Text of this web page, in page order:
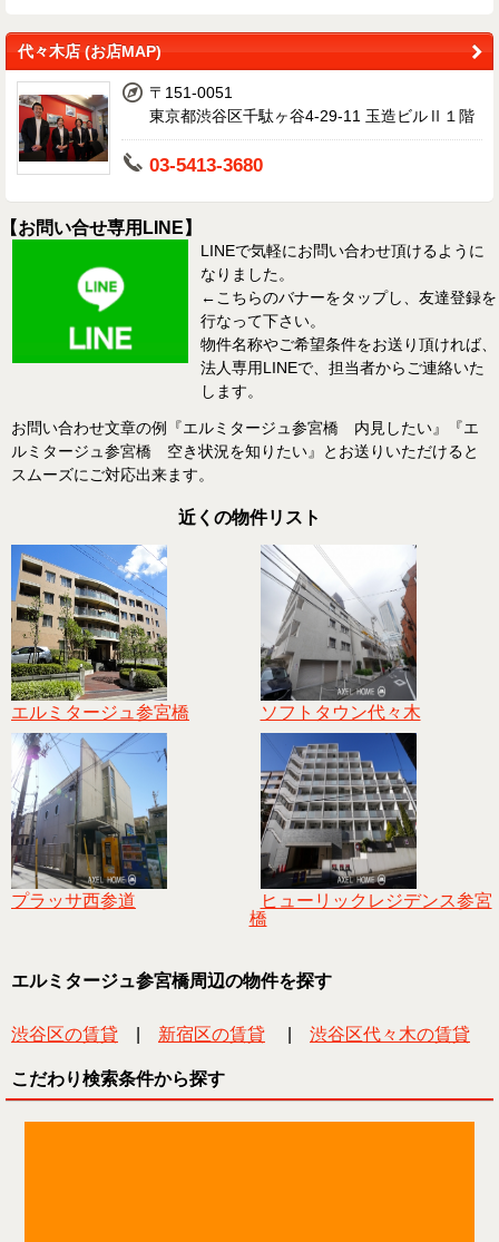
代々木店 (お店MAP)
〒151-0051
東京都渋谷区千駄ヶ谷4-29-11 玉造ビルⅡ１階
03-5413-3680
【お問い合せ専用LINE】
LINEで気軽にお問い合わせ頂けるように
なりました。
←こちらのバナーをタップし、友達登録を
行なって下さい。
物件名称やご希望条件をお送り頂ければ、
法人専用LINEで、担当者からご連絡いた
します。
お問い合わせ文章の例『エルミタージュ参宮橋 内見したい』『エ
ルミタージュ参宮橋 空き状況を知りたい』とお送りいただけると
スムーズにご対応出来ます。
近くの物件リスト
エルミタージュ参宮橋 ソフトタウン代々木
プラッサ西参道
ヒューリックレジデンス参宮
橋
エルミタージュ参宮橋周辺の物件を探す
渋谷区の賃貸 新宿区の賃貸 渋谷区代々木の賃貸
こだわり検索条件から探す